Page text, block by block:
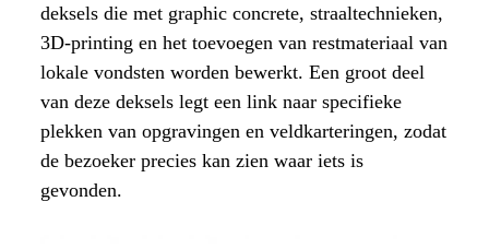
deksels die met graphic concrete, straaltechnieken,
3D-printing en het toevoegen van restmateriaal van
lokale vondsten worden bewerkt. Een groot deel
van deze deksels legt een link naar specifieke
plekken van opgravingen en veldkarteringen, zodat
de bezoeker precies kan zien waar iets is
gevonden.